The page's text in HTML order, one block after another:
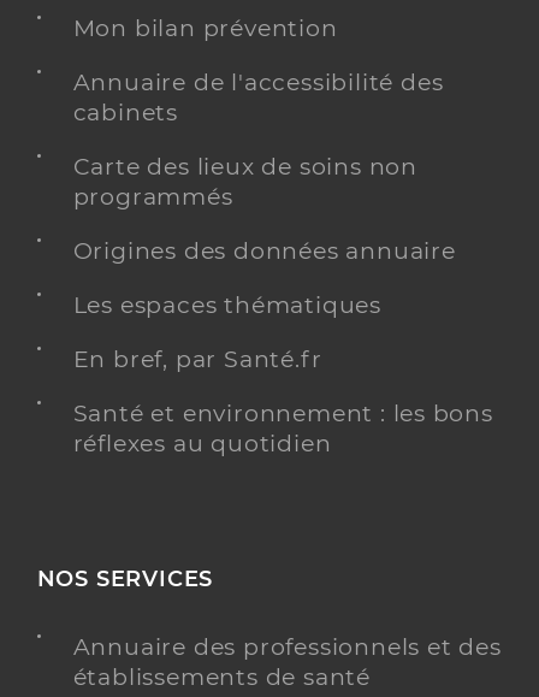
Mon bilan prévention
Annuaire de l'accessibilité des
cabinets
Carte des lieux de soins non
programmés
Origines des données annuaire
Les espaces thématiques
En bref, par Santé.fr
Santé et environnement : les bons
réflexes au quotidien
NOS SERVICES
Annuaire des professionnels et des
établissements de santé